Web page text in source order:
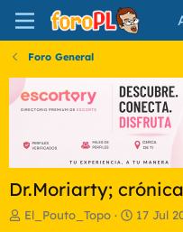
Foro General
Dr.Moriarty;
IEl_Pouto_Topo
F17 Jul